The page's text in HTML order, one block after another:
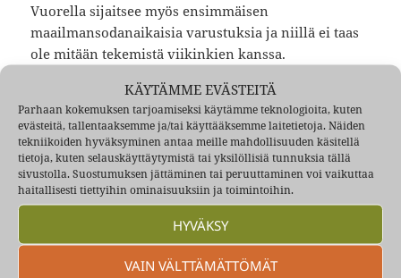
KÄYTÄMME EVÄSTEITÄ
Parhaan kokemuksen tarjoamiseksi käytämme teknologioita, kuten
evästeitä, tallentaaksemme ja/tai käyttääksemme laitetietoja. Näiden
tekniikoiden hyväksyminen antaa meille mahdollisuuden käsitellä
tietoja, kuten selauskäyttäytymistä tai yksilöllisiä tunnuksia tällä
sivustolla. Suostumuksen jättäminen tai peruuttaminen voi vaikuttaa
haitallisesti tiettyihin ominaisuuksiin ja toimintoihin.
HYVÄKSY
VAIN VÄLTTÄMÄTTÖMÄT
Vuorella sijaitsee myös ensimmäisen
maailmansodanaikaisia varustuksia ja niillä ei taas
ole mitään tekemistä viikinkien kanssa.
miten Backmanille sopi ja hän myös hankki kaikki
esiintymisasut. Olimme niin töpinöissämme
tunnetun teatterijohtajan ja näyttelijän ohjauksesta
ja osistamme tuossa näytelmässä, että emme muista
tarinasta juuri mitään. Sirpa oli tietysti sievä
paikallinen linnanneito ja minä hurja sarvipäinen
viikinkipäällikkö, kuten oheisesta kuvastakin
selviää. Tarinalla oli ilmeisesti myös onnellinen
loppu. Yleisöä oli mielestämme paljon ja raikuvat